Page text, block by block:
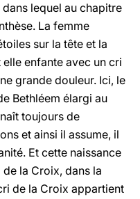
lequel au chapitre
La femme
sur la tête et la
enfante avec un cri
grande douleur. Ici, le
Bethléem élargi au
toujours de
et ainsi il assume, il
Et cette naissance
la Croix, dans la
de la Croix appartient